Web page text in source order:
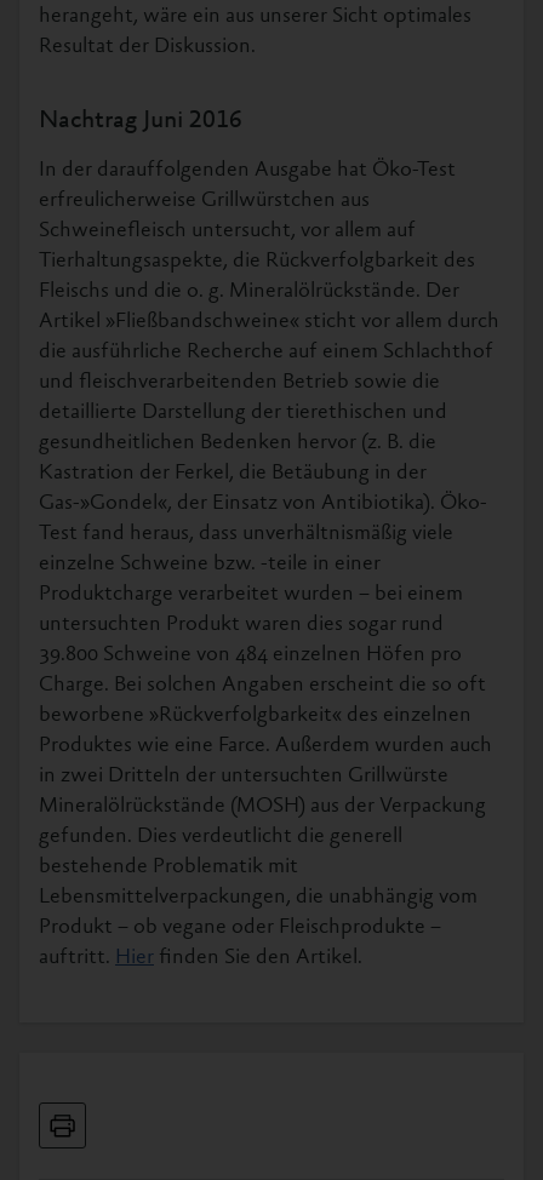
herangeht, wäre ein aus unserer Sicht optimales
Resultat der Diskussion.
Nachtrag Juni 2016
In der darauffolgenden Ausgabe hat Öko-Test
erfreulicherweise Grillwürstchen aus
Schweinefleisch untersucht, vor allem auf
Tierhaltungsaspekte, die Rückverfolgbarkeit des
Fleischs und die o. g. Mineralölrückstände. Der
Artikel »Fließbandschweine« sticht vor allem durch
die ausführliche Recherche auf einem Schlachthof
und fleischverarbeitenden Betrieb sowie die
detaillierte Darstellung der tierethischen und
gesundheitlichen Bedenken hervor (z. B. die
Kastration der Ferkel, die Betäubung in der
Gas-»Gondel«, der Einsatz von Antibiotika). Öko-
Test fand heraus, dass unverhältnismäßig viele
einzelne Schweine bzw. -teile in einer
Produktcharge verarbeitet wurden – bei einem
untersuchten Produkt waren dies sogar rund
39.800 Schweine von 484 einzelnen Höfen pro
Charge. Bei solchen Angaben erscheint die so oft
beworbene »Rückverfolgbarkeit« des einzelnen
Produktes wie eine Farce. Außerdem wurden auch
in zwei Dritteln der untersuchten Grillwürste
Mineralölrückstände (MOSH) aus der Verpackung
gefunden. Dies verdeutlicht die generell
bestehende Problematik mit
Lebensmittelverpackungen, die unabhängig vom
Produkt – ob vegane oder Fleischprodukte –
auftritt. Hier finden Sie den Artikel.